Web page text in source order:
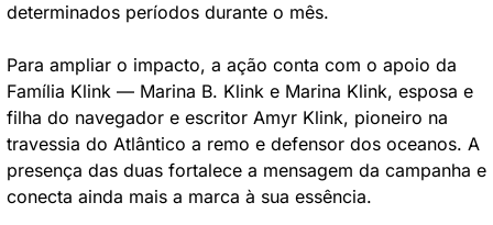
determinados períodos durante o mês.
Para ampliar o impacto, a ação conta com o apoio da
Família Klink — Marina B. Klink e Marina Klink, esposa e
filha do navegador e escritor Amyr Klink, pioneiro na
travessia do Atlântico a remo e defensor dos oceanos. A
presença das duas fortalece a mensagem da campanha e
conecta ainda mais a marca à sua essência.